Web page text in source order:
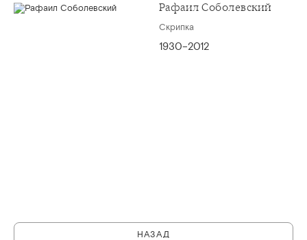
Рафаил Соболевский
Скрипка
1930–2012
НАЗАД